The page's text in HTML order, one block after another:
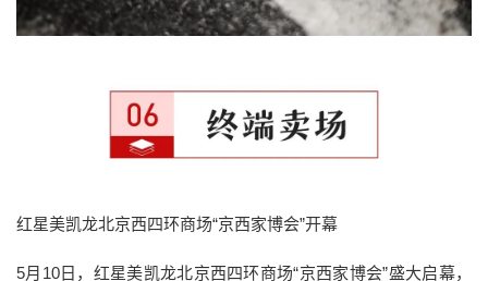
红星美凯龙北京西四环商场“京西家博会”开幕
5月10日，红星美凯龙北京西四环商场“京西家博会”盛大启幕，